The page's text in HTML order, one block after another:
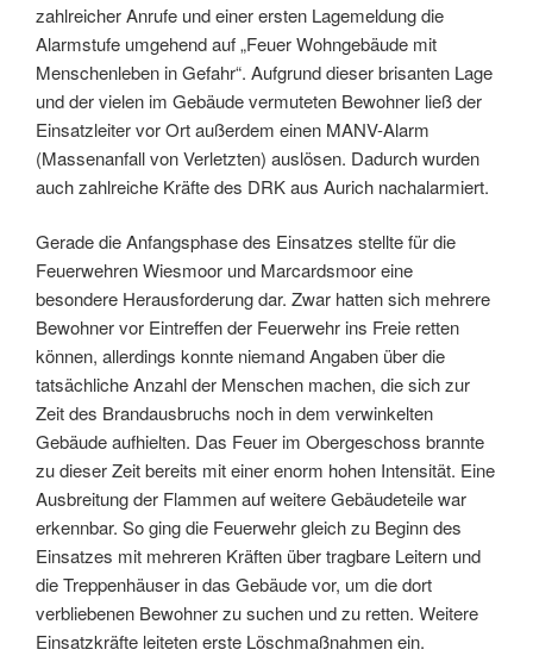
zahlreicher Anrufe und einer ersten Lagemeldung die
Alarmstufe umgehend auf „Feuer Wohngebäude mit
Menschenleben in Gefahr“. Aufgrund dieser brisanten Lage
und der vielen im Gebäude vermuteten Bewohner ließ der
Einsatzleiter vor Ort außerdem einen MANV-Alarm
(Massenanfall von Verletzten) auslösen. Dadurch wurden
auch zahlreiche Kräfte des DRK aus Aurich nachalarmiert.
Gerade die Anfangsphase des Einsatzes stellte für die
Feuerwehren Wiesmoor und Marcardsmoor eine
besondere Herausforderung dar. Zwar hatten sich mehrere
Bewohner vor Eintreffen der Feuerwehr ins Freie retten
können, allerdings konnte niemand Angaben über die
tatsächliche Anzahl der Menschen machen, die sich zur
Zeit des Brandausbruchs noch in dem verwinkelten
Gebäude aufhielten. Das Feuer im Obergeschoss brannte
zu dieser Zeit bereits mit einer enorm hohen Intensität. Eine
Ausbreitung der Flammen auf weitere Gebäudeteile war
erkennbar. So ging die Feuerwehr gleich zu Beginn des
Einsatzes mit mehreren Kräften über tragbare Leitern und
die Treppenhäuser in das Gebäude vor, um die dort
verbliebenen Bewohner zu suchen und zu retten. Weitere
Einsatzkräfte leiteten erste Löschmaßnahmen ein.